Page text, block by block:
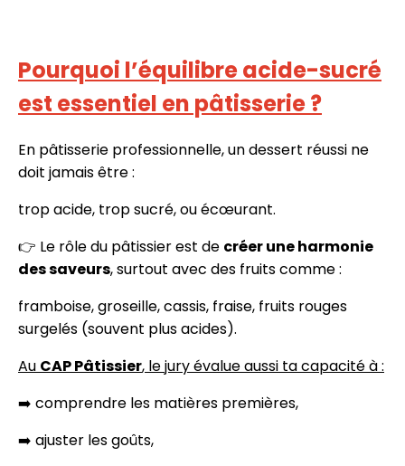
Pourquoi l’équilibre acide-sucré
est essentiel en pâtisserie ?
En pâtisserie professionnelle, un dessert réussi ne
doit jamais être :
trop acide, trop sucré, ou écœurant.
👉 Le rôle du pâtissier est de créer une harmonie
des saveurs, surtout avec des fruits comme :
framboise, groseille, cassis, fraise, fruits rouges
surgelés (souvent plus acides).
Au CAP Pâtissier, le jury évalue aussi ta capacité à :
➡️ comprendre les matières premières,
➡️ ajuster les goûts,